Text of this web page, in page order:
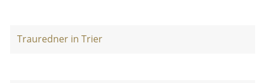
Trauredner in Trier